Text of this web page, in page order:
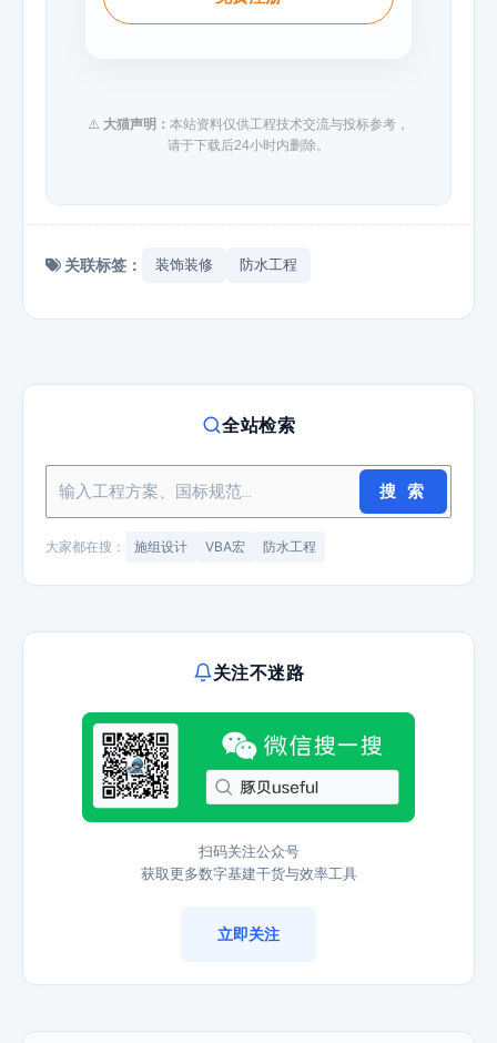
⚠️ 大猫声明： 本站资料仅供工程技术交流与投标参考，
请于下载后24小时内删除。
关联标签： 装饰装修 防水工程
全站检索
搜 索
大家都在搜： 施组设计 VBA宏 防水工程
关注不迷路
扫码关注公众号
获取更多数字基建干货与效率工具
立即关注